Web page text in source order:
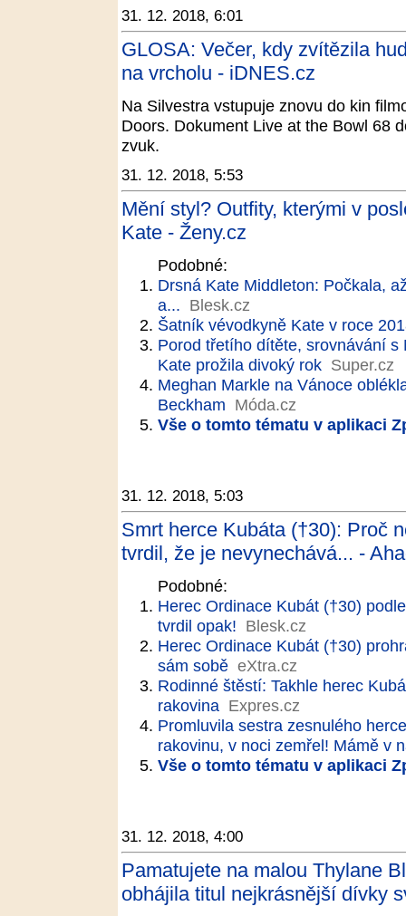
31. 12. 2018, 6:01
GLOSA: Večer, kdy zvítězila
na vrcholu - iDNES.cz
Na Silvestra vstupuje znovu do kin
Doors. Dokument Live at the Bowl 68
zvuk.
31. 12. 2018, 5:53
Mění styl? Outfity, kterými v
Kate - Ženy.cz
Podobné:
Drsná Kate Middleton: Počkala,
a... Blesk.cz
Šatník vévodkyně Kate v roce
Porod třetího dítěte, srovnávání
Kate prožila divoký rok Super.cz
Meghan Markle na Vánoce
Beckham Móda.cz
Vše o tomto tématu v aplikaci
31. 12. 2018, 5:03
Smrt herce Kubáta (†30): Proč
tvrdil, že je nevynechává... -
Podobné:
Herec Ordinace Kubát (†30)
tvrdil opak! Blesk.cz
Herec Ordinace Kubát (†30)
sám sobě eXtra.cz
Rodinné štěstí: Takhle herec
rakovina Expres.cz
Promluvila sestra zesnulého
rakovinu, v noci zemřel! Mámě v
Vše o tomto tématu v aplikaci
31. 12. 2018, 4:00
Pamatujete na malou Thylane
obhájila titul nejkrásnější dívky